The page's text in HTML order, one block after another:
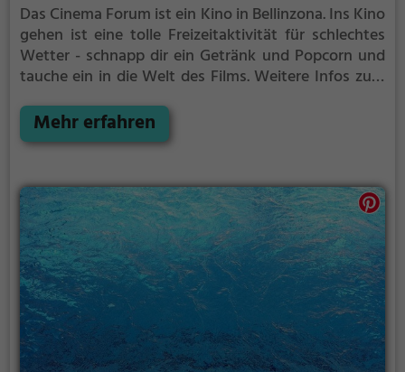
Das Cinema Forum ist ein Kino in Bellinzona.Ins Kino
gehen ist eine tolle Freizeitaktivität für schlechtes
Wetter - schnapp dir ein Getränk und Popcorn und
tauche ein in die Welt des Films. Weitere Infos zum
Tickets findest du auf der Website.
Mehr erfahren